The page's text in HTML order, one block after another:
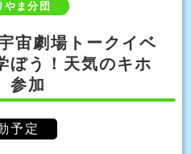
やま分団
宙劇場トークイベ
ぼう！天気のキホ
参加
予定